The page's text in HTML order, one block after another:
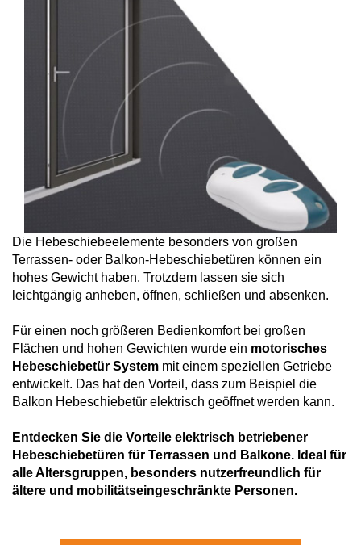
Durchreichefenster
Englische Schiebefenster
Nach aussen öffnende
Niederländische Fenster
Renovationsfenster
Skandinavische Fenster
Stahlfenster
Verglasung
Hebeschiebetüren Holz
Hebeschiebetüren Holz-Alu
Faltschiebetüren Aluminium
PSK konfigurieren
Faltschiebetüre konfigurieren
Nebeneinganstüren
Pivottüren
Rollläden konfigurieren
Raffstoren konfigurieren
WEITERE OPTIONEN
Raffstoren Übersicht
Fensterläden
Textilscreens
Insektenschutz Plissee
Fensterscheiben
Fensterkopplungen
Rollladenzubehör
WEITERE ZUBEHÖRTEILE
Fensterverglasung
Tür- und Fensterbeschläge
Fensterdichtungen
Folienfächer / Farbmuster
Anleitungen
Erklärvideos
Sicherheitsfenster
Dreiecksfenster
Rahmenlose Eckverglasung
Sprossenfenster
Brandschutzfenster
Fensterfarben
Die Hebeschiebeelemente besonders von großen
Terrassen- oder Balkon-Hebeschiebetüren können ein
hohes Gewicht haben. Trotzdem lassen sie sich
leichtgängig anheben, öffnen, schließen und absenken.
Für einen noch größeren Bedienkomfort bei großen
Flächen und hohen Gewichten wurde ein motorisches
Hebeschiebetür System mit einem speziellen Getriebe
entwickelt. Das hat den Vorteil, dass zum Beispiel die
Balkon Hebeschiebetür elektrisch geöffnet werden kann.
Entdecken Sie die Vorteile elektrisch betriebener
Hebeschiebetüren für Terrassen und Balkone. Ideal für
alle Altersgruppen, besonders nutzerfreundlich für
ältere und mobilitätseingeschränkte Personen.